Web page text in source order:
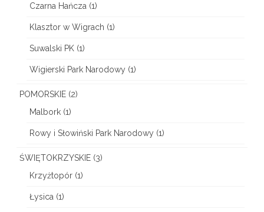
Czarna Hańcza (1)
Klasztor w Wigrach (1)
Suwalski PK (1)
Wigierski Park Narodowy (1)
POMORSKIE (2)
Malbork (1)
Rowy i Słowiński Park Narodowy (1)
ŚWIĘTOKRZYSKIE (3)
Krzyżtopór (1)
Łysica (1)